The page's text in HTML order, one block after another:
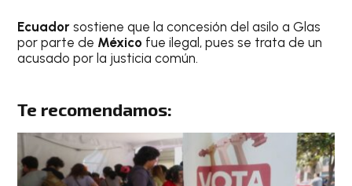
Ecuador sostiene que la concesión del asilo a Glas
por parte de México fue ilegal, pues se trata de un
acusado por la justicia común.
Te recomendamos: